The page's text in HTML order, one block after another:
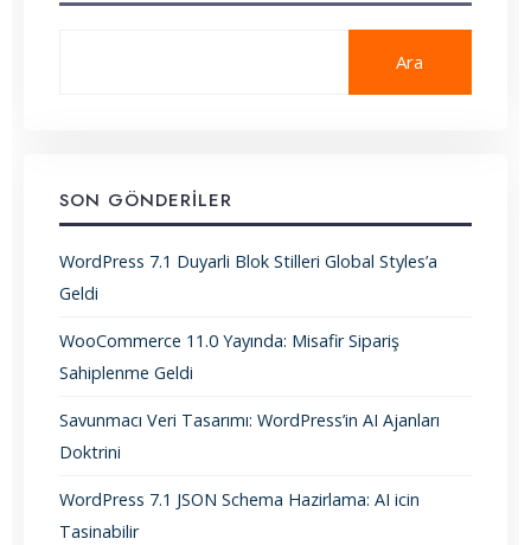
Ara
SON GÖNDERILER
WordPress 7.1 Duyarli Blok Stilleri Global Styles’a
Geldi
WooCommerce 11.0 Yayında: Misafir Sipariş
Sahiplenme Geldi
Savunmacı Veri Tasarımı: WordPress’in AI Ajanları
Doktrini
WordPress 7.1 JSON Schema Hazirlama: AI icin
Tasinabilir